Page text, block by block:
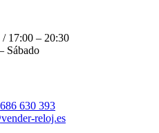
17:00 – 20:30
Sábado
686 630 393
reloj.es